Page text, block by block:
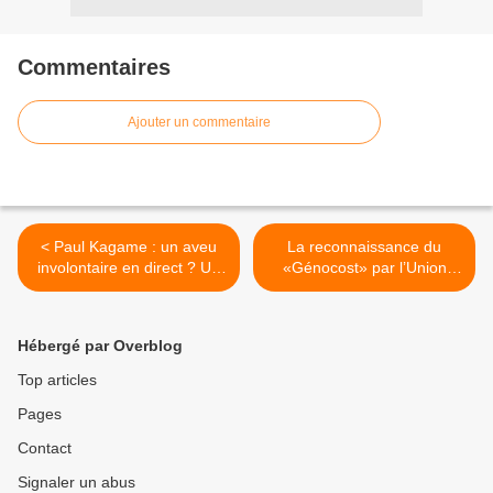
Commentaires
Ajouter un commentaire
< Paul Kagame : un aveu
involontaire en direct ? Un
discours qui secoue le
La reconnaissance du
«Génocost» par l’Union
Africaine : un tournant
Hébergé par Overblog
Top articles
Pages
Contact
Signaler un abus